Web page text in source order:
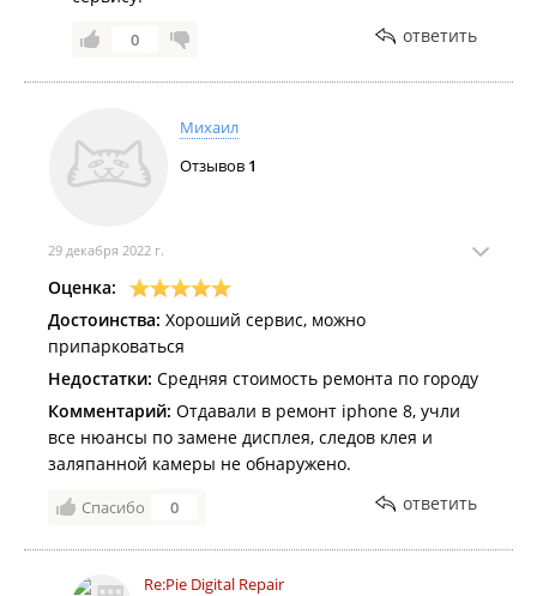
0 ответить
Михаил
Отзывов 1
29 декабря 2022 г.
Оценка:
Достоинства: Хороший сервис, можно
припарковаться
Недостатки: Средняя стоимость ремонта по городу
Комментарий: Отдавали в ремонт iphone 8, учли
все нюансы по замене дисплея, следов клея и
заляпанной камеры не обнаружено.
Спасибо 0 ответить
Re:Pie Digital Repair